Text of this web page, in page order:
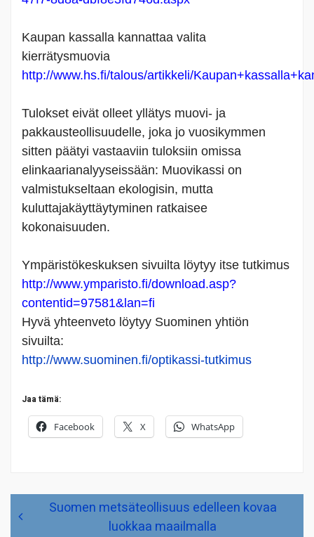
Kaupan kassalla kannattaa valita
kierrätysmuovia
http://www.hs.fi/talous/artikkeli/
Tulokset eivät olleet yllätys muovi- ja
pakkausteollisuudelle, joka jo vuosikymmen
sitten päätyi vastaaviin tuloksiin omissa
elinkaarianalyyseissään: Muovikassi on
valmistukseltaan ekologisin, mutta
kuluttajakäyttäytyminen ratkaisee
kokonaisuuden.
Ympäristökeskuksen sivuilta löytyy itse tutkimus
http://www.ymparisto.fi/download.asp?
contentid=97581&lan=fi
Hyvä yhteenveto löytyy Suominen yhtiön
sivuilta:
http://www.suominen.fi/optikassi-tutkimus
Jaa tämä:
Facebook X WhatsApp
Artikkelien
selaus
Suomen metsäteollisuus edelleen kovaa
luokkaa maailmalla